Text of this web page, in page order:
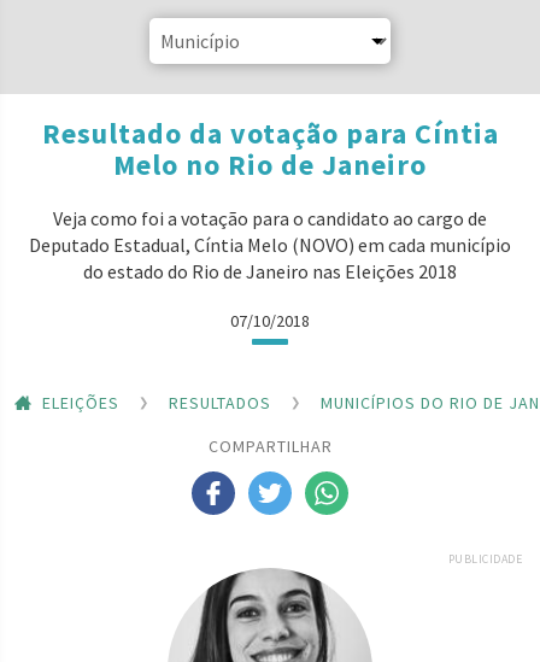
Resultado da votação para Cíntia
Melo no Rio de Janeiro
Veja como foi a votação para o candidato ao cargo de
Deputado Estadual, Cíntia Melo (NOVO) em cada município
do estado do Rio de Janeiro nas Eleições 2018
07/10/2018
ELEIÇÕES RESULTADOS
MUNICÍPIOS DO RIO DE
COMPARTILHAR
PUBLICIDADE